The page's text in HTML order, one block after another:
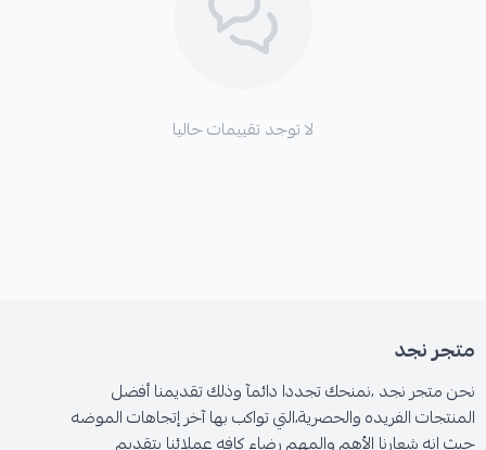
لا توجد تقييمات حاليا
متجر نجد
نحن متجر نجد ،نمنحك تجددا دائمآ وذلك تقديمنا أفضل
المنتجات الفريده والحصرية،التي تواكب بها آخر إتجاهات الموضه
حيث انه شعارنا الأهم والمهم رضاء كافه عملائنا بتقديم